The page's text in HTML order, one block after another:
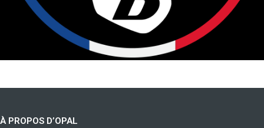
À PROPOS D’OPAL